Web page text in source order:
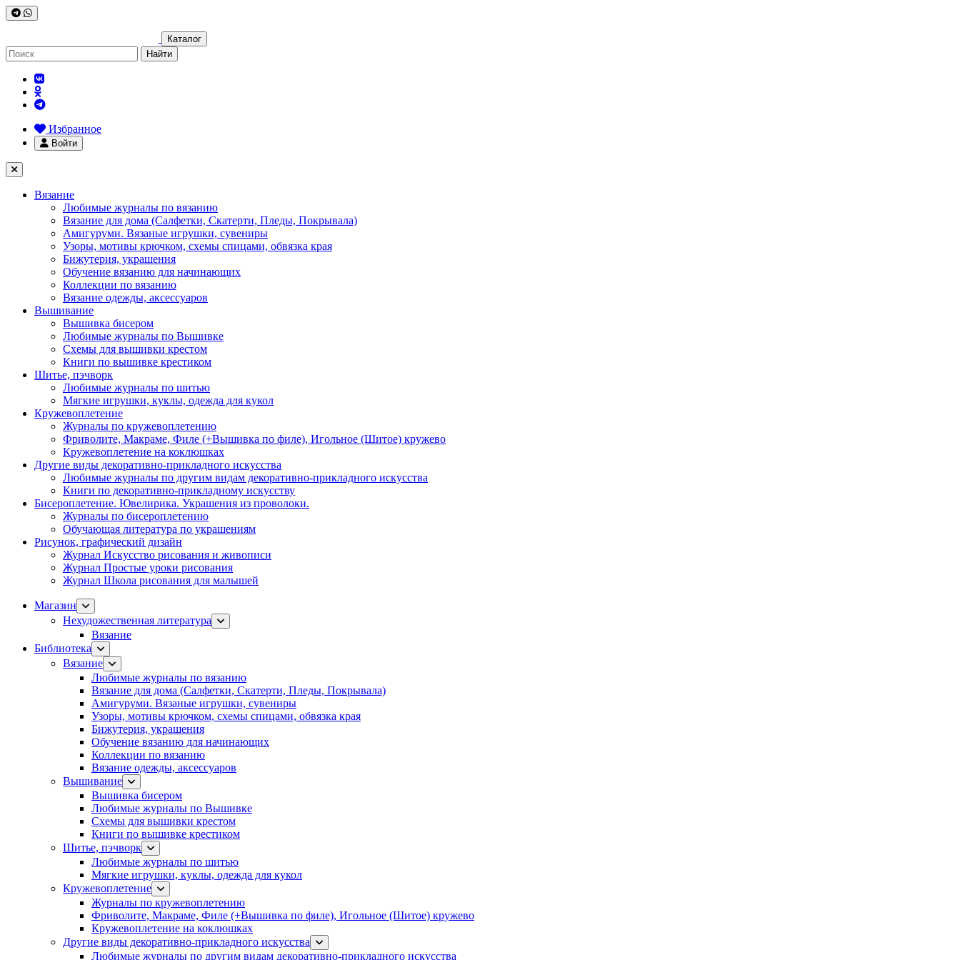
Каталог
Найти
Избранное
Войти
Вязание
Любимые журналы по вязанию
Вязание для дома (Салфетки, Скатерти, Пледы, Покрывала)
Амигуруми. Вязаные игрушки, сувениры
Узоры, мотивы крючком, схемы спицами, обвязка края
Бижутерия, украшения
Обучение вязанию для начинающих
Коллекции по вязанию
Вязание одежды, аксессуаров
Вышивание
Вышивка бисером
Любимые журналы по Вышивке
Схемы для вышивки крестом
Книги по вышивке крестиком
Шитье, пэчворк
Любимые журналы по шитью
Мягкие игрушки, куклы, одежда для кукол
Кружевоплетение
Журналы по кружевоплетению
Фриволите, Макраме, Филе (+Вышивка по филе), Игольное (Шитое) кружево
Кружевоплетение на коклюшках
Другие виды декоративно-прикладного искусства
Любимые журналы по другим видам декоративно-прикладного искусства
Книги по декоративно-прикладному искусству
Бисероплетение. Ювелирика. Украшения из проволоки.
Журналы по бисероплетению
Обучающая литература по украшениям
Рисунок, графический дизайн
Журнал Искусство рисования и живописи
Журнал Простые уроки рисования
Журнал Школа рисования для малышей
Магазин
Нехудожественная литература
Вязание
Библиотека
Вязание
Любимые журналы по вязанию
Вязание для дома (Салфетки, Скатерти, Пледы, Покрывала)
Амигуруми. Вязаные игрушки, сувениры
Узоры, мотивы крючком, схемы спицами, обвязка края
Бижутерия, украшения
Обучение вязанию для начинающих
Коллекции по вязанию
Вязание одежды, аксессуаров
Вышивание
Вышивка бисером
Любимые журналы по Вышивке
Схемы для вышивки крестом
Книги по вышивке крестиком
Шитье, пэчворк
Любимые журналы по шитью
Мягкие игрушки, куклы, одежда для кукол
Кружевоплетение
Журналы по кружевоплетению
Фриволите, Макраме, Филе (+Вышивка по филе), Игольное (Шитое) кружево
Кружевоплетение на коклюшках
Другие виды декоративно-прикладного искусства
Любимые журналы по другим видам декоративно-прикладного искусства